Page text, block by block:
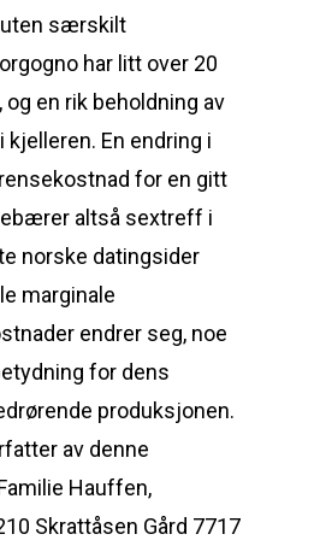
særskilt
har litt over 20
og en rik beholdning av
kjelleren. En endring i
for en gitt
altså sextreff i
norske datingsider
marginale
endrer seg, noe
for dens
produksjonen.
av denne
Hauffen,
Skrattåsen Gård 7717